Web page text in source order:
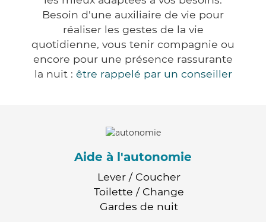
Besoin d'une auxiliaire de vie pour
réaliser les gestes de la vie
quotidienne, vous tenir compagnie ou
encore pour une présence rassurante
la nuit : être rappelé par un conseiller
Aide à l'autonomie
Lever / Coucher
Toilette / Change
Gardes de nuit